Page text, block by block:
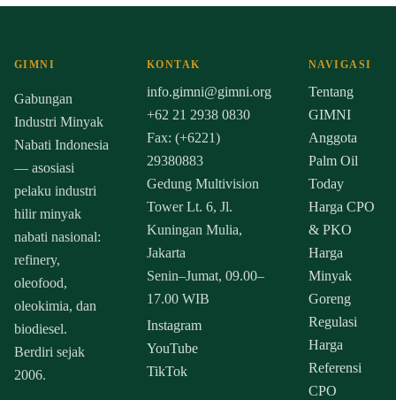
GIMNI
Gabungan
Industri Minyak
Nabati Indonesia
— asosiasi
pelaku industri
hilir minyak
nabati nasional:
refinery,
oleofood,
oleokimia, dan
biodiesel.
Berdiri sejak
2006.
KONTAK
info.gimni@gimni.org
+62 21 2938 0830
Fax: (+6221)
29380883
Gedung Multivision
Tower Lt. 6, Jl.
Kuningan Mulia,
Jakarta
Senin–Jumat, 09.00–
17.00 WIB
Instagram
YouTube
TikTok
NAVIGASI
Tentang
GIMNI
Anggota
Palm Oil
Today
Harga CPO
& PKO
Harga
Minyak
Goreng
Regulasi
Harga
Referensi
CPO